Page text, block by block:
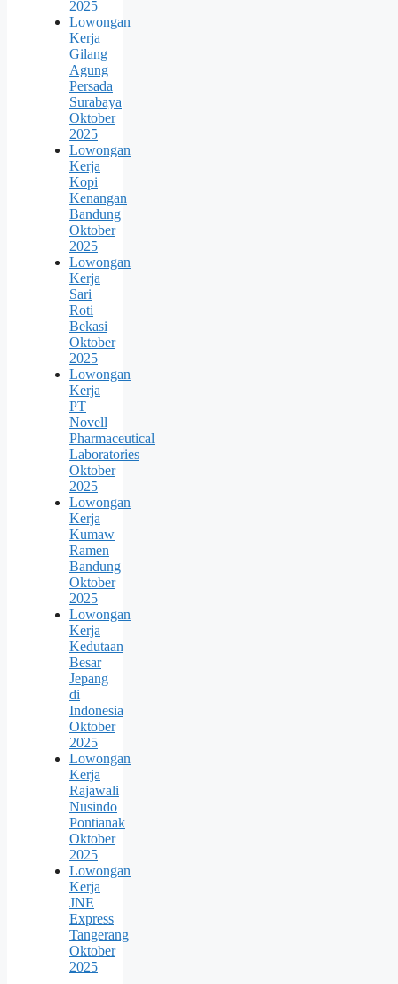
2025
Lowongan
Kerja
Gilang
Agung
Persada
Surabaya
Oktober
2025
Lowongan
Kerja
Kopi
Kenangan
Bandung
Oktober
2025
Lowongan
Kerja
Sari
Roti
Bekasi
Oktober
2025
Lowongan
Kerja
PT
Novell
Pharmaceutical
Laboratories
Oktober
2025
Lowongan
Kerja
Kumaw
Ramen
Bandung
Oktober
2025
Lowongan
Kerja
Kedutaan
Besar
Jepang
di
Indonesia
Oktober
2025
Lowongan
Kerja
Rajawali
Nusindo
Pontianak
Oktober
2025
Lowongan
Kerja
JNE
Express
Tangerang
Oktober
2025